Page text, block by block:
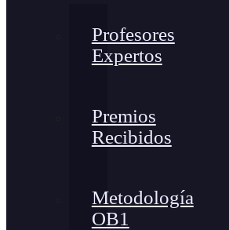
Profesores
Expertos
Premios
Recibidos
Metodología
OB1